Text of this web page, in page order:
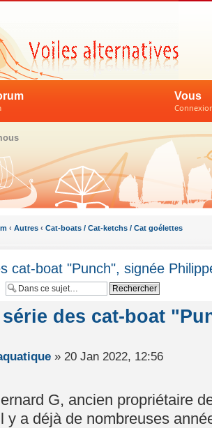
Vous
‹ Autres ‹ Cat-boats / Cat-ketchs / Cat goélettes
cat-boat "Punch", signée
série des cat-boat
» 20 Jan 2022, 12:56
G, ancien propriétaire
y a déjà de nombreuses